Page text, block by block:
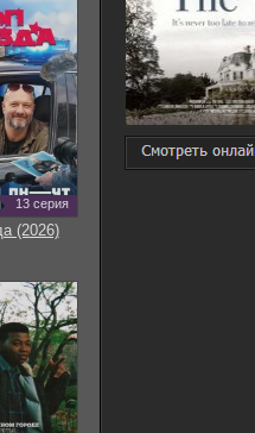
13 серия
(2026)